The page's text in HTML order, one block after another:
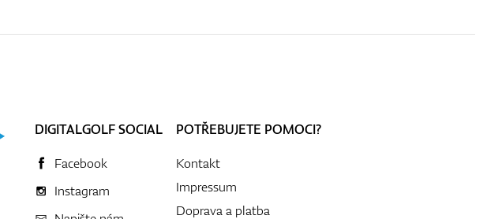
DIGITALGOLF SOCIAL
Facebook
Instagram
POTŘEBUJETE POMOCI?
Kontakt
Impressum
Doprava a platba